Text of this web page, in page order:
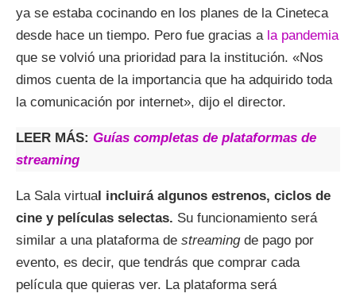
ya se estaba cocinando en los planes de la Cineteca
desde hace un tiempo. Pero fue gracias ala pandemia
que se volvió una prioridad para la institución. «Nos
dimos cuenta de la importancia que ha adquirido toda
la comunicación por internet», dijo el director.
LEER MÁS: Guías completas de plataformas de
streaming
La Sala virtual incluirá algunos estrenos, ciclos de
cine y películas selectas. Su funcionamiento será
similar a una plataforma de streamingde pago por
evento, es decir, que tendrás que comprar cada
película que quieras ver. La plataforma será